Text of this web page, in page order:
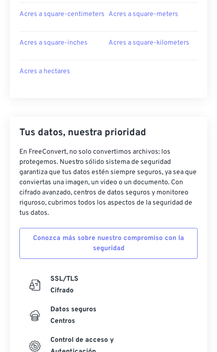
Acres a square-centimeters Acres a square-meters
Acres a square-inches Acres a square-kilometers
Acres a hectares
Tus datos, nuestra prioridad
En FreeConvert, no solo convertimos archivos: los
protegemos. Nuestro sólido sistema de seguridad
garantiza que tus datos estén siempre seguros, ya sea que
conviertas una imagen, un video o un documento. Con
cifrado avanzado, centros de datos seguros y monitoreo
riguroso, cubrimos todos los aspectos de la seguridad de
tus datos.
Conozca más sobre nuestro compromiso con la
seguridad
SSL/TLS
Cifrado
Datos seguros
Centros
Control de acceso y